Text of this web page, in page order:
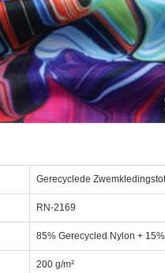
Gerecyclede Zwemkledingstof
RN-2169
85% Gerecycled Nylon +
200 g/m²